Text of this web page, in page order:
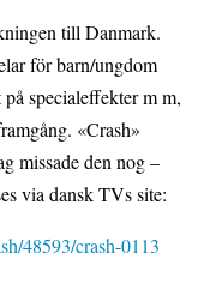
till Danmark.
för barn/ungdom
specialeffekter m m,
«Crash»
missade den nog –
via dansk TVs site:
48593/crash-0113